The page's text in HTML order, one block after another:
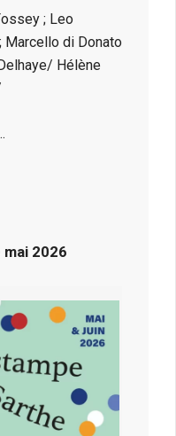
; Leo
Marcello di Donato
Hélène
2026